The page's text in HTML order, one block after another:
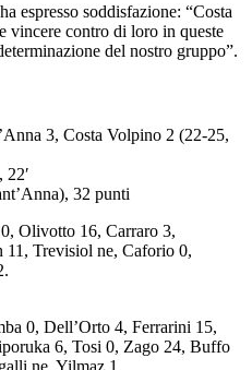
espresso soddisfazione: “Costa
vincere contro di loro in queste
del nostro gruppo”.
3, Costa Volpino 2 (22-25,
22′
32 punti
Olivotto 16, Carraro 3,
11, Trevisiol ne, Caforio 0,
0, Dell’Orto 4, Ferrarini 15,
6, Tosi 0, Zago 24, Buffo
ne, Yilmaz 1.